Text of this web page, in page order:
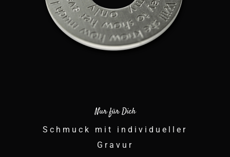
Nur für Dich
Schmuck mit individueller
Gravur